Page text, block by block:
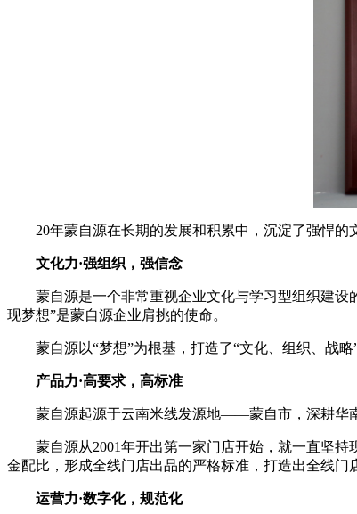
20年蒙自源在长期的发展和积累中，沉淀了强悍的文
文化力·强组织，强信念
蒙自源是一个非常重视企业文化与学习型组织建设的
现梦想”是蒙自源企业肩挑的使命。
蒙自源以“梦想”为根基，打造了“文化、组织、战略
产品力·高要求，高标准
蒙自源起源于云南米线发源地——蒙自市，深耕华南
蒙自源从2001年开出第一家门店开始，就一直坚持
金配比，形成全线门店出品的严格标准，打造出全线门
运营力·数字化，规范化